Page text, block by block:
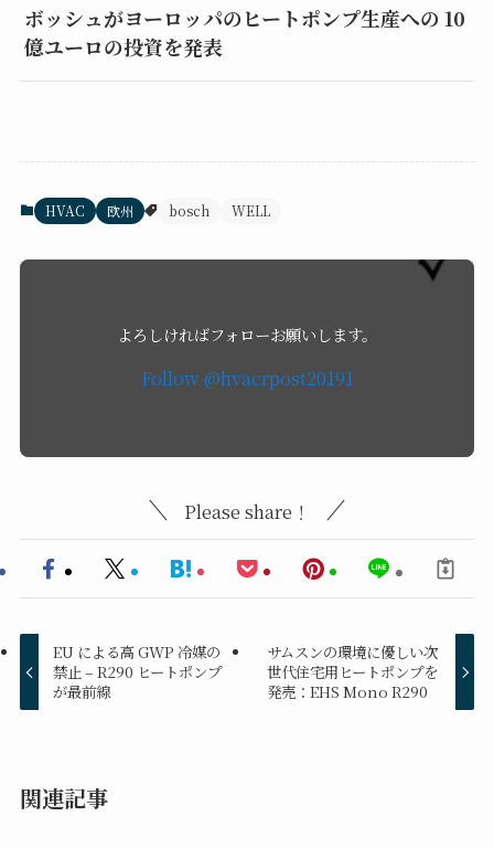
ボッシュがヨーロッパのヒートポンプ生産への 10
億ユーロの投資を発表
HVAC 欧州 bosch WELL
よろしければフォローお願いします。
Follow @hvacrpost20191
Please share！
EU による高 GWP 冷媒の
禁止 – R290 ヒートポンプ
が最前線
サムスンの環境に優しい次
世代住宅用ヒートポンプを
発売：EHS Mono R290
関連記事